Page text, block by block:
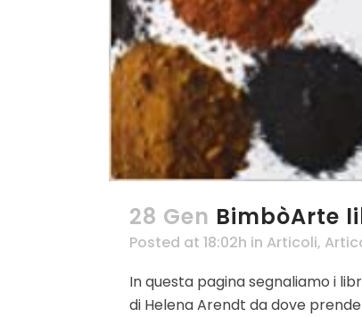
28 Gen BimbòArte
Posted at 18:02h in Articoli,
In questa pagina segnaliamo i
di Helena Arendt da dove